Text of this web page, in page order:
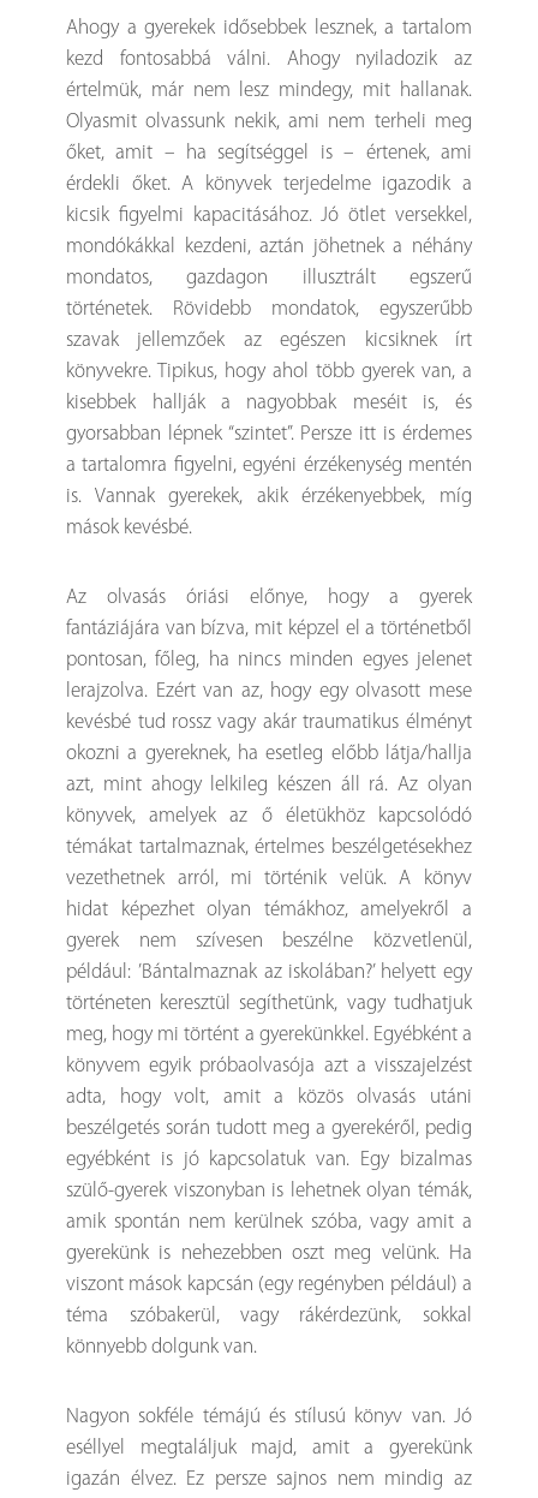
Ahogy a gyerekek idősebbek lesznek, a tartalom
kezd fontosabbá válni. Ahogy nyiladozik az
értelmük, már nem lesz mindegy, mit hallanak.
Olyasmit olvassunk nekik, ami nem terheli meg
őket, amit – ha segítséggel is – értenek, ami
érdekli őket. A könyvek terjedelme igazodik a
kicsik figyelmi kapacitásához. Jó ötlet versekkel,
mondókákkal kezdeni, aztán jöhetnek a néhány
mondatos, gazdagon illusztrált egszerű
történetek. Rövidebb mondatok, egyszerűbb
szavak jellemzőek az egészen kicsiknek írt
könyvekre. Tipikus, hogy ahol több gyerek van, a
kisebbek hallják a nagyobbak meséit is, és
gyorsabban lépnek “szintet”. Persze itt is érdemes
a tartalomra figyelni, egyéni érzékenység mentén
is. Vannak gyerekek, akik érzékenyebbek, míg
mások kevésbé.
Az olvasás óriási előnye, hogy a gyerek
fantáziájára van bízva, mit képzel el a történetből
pontosan, főleg, ha nincs minden egyes jelenet
lerajzolva. Ezért van az, hogy egy olvasott mese
kevésbé tud rossz vagy akár traumatikus élményt
okozni a gyereknek, ha esetleg előbb látja/hallja
azt, mint ahogy lelkileg készen áll rá. Az olyan
könyvek, amelyek az ő életükhöz kapcsolódó
témákat tartalmaznak, értelmes beszélgetésekhez
vezethetnek arról, mi történik velük. A könyv
hidat képezhet olyan témákhoz, amelyekről a
gyerek nem szívesen beszélne közvetlenül,
például: ’Bántalmaznak az iskolában?’ helyett egy
történeten keresztül segíthetünk, vagy tudhatjuk
meg, hogy mi történt a gyerekünkkel. Egyébként a
könyvem egyik próbaolvasója azt a visszajelzést
adta, hogy volt, amit a közös olvasás utáni
beszélgetés során tudott meg a gyerekéről, pedig
egyébként is jó kapcsolatuk van. Egy bizalmas
szülő-gyerek viszonyban is lehetnek olyan témák,
amik spontán nem kerülnek szóba, vagy amit a
gyerekünk is nehezebben oszt meg velünk. Ha
viszont mások kapcsán (egy regényben például) a
téma szóbakerül, vagy rákérdezünk, sokkal
könnyebb dolgunk van.
Nagyon sokféle témájú és stílusú könyv van. Jó
eséllyel megtaláljuk majd, amit a gyerekünk
igazán élvez. Ez persze sajnos nem mindig az